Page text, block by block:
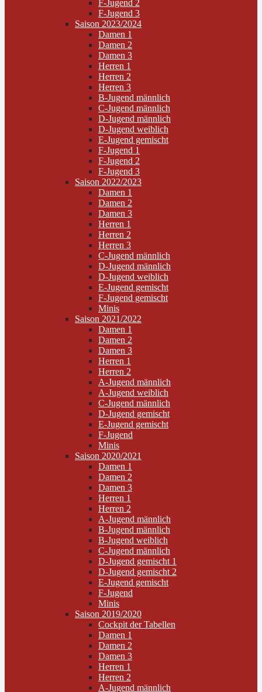
F-Jugend 2
F-Jugend 3
Saison 2023/2024
Damen 1
Damen 2
Damen 3
Herren 1
Herren 2
Herren 3
B-Jugend männlich
C-Jugend männlich
D-Jugend männlich
D-Jugend weiblich
E-Jugend gemischt
F-Jugend 1
F-Jugend 2
F-Jugend 3
Saison 2022/2023
Damen 1
Damen 2
Damen 3
Herren 1
Herren 2
Herren 3
C-Jugend männlich
D-Jugend männlich
D-Jugend weiblich
E-Jugend gemischt
F-Jugend gemischt
Minis
Saison 2021/2022
Damen 1
Damen 2
Damen 3
Herren 1
Herren 2
A-Jugend männlich
A-Jugend weiblich
C-Jugend männlich
D-Jugend gemischt
E-Jugend gemischt
F-Jugend
Minis
Saison 2020/2021
Damen 1
Damen 2
Damen 3
Herren 1
Herren 2
A-Jugend männlich
B-Jugend männlich
B-Jugend weiblich
C-Jugend männlich
D-Jugend gemischt 1
D-Jugend gemischt 2
E-Jugend gemischt
F-Jugend
Minis
Saison 2019/2020
Cockpit der Tabellen
Damen 1
Damen 2
Damen 3
Herren 1
Herren 2
A-Jugend männlich